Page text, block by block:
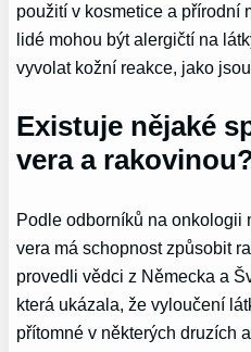
použití v kosmetice a přírodní
lidé mohou být alergičtí na
vyvolat kožní reakce, jako
Existuje nějaké
vera a
Podle odborníků na onkologii
vera má schopnost způsobit
provedli vědci z Německa a
která ukázala, že vyloučení
přítomné v některých druzích